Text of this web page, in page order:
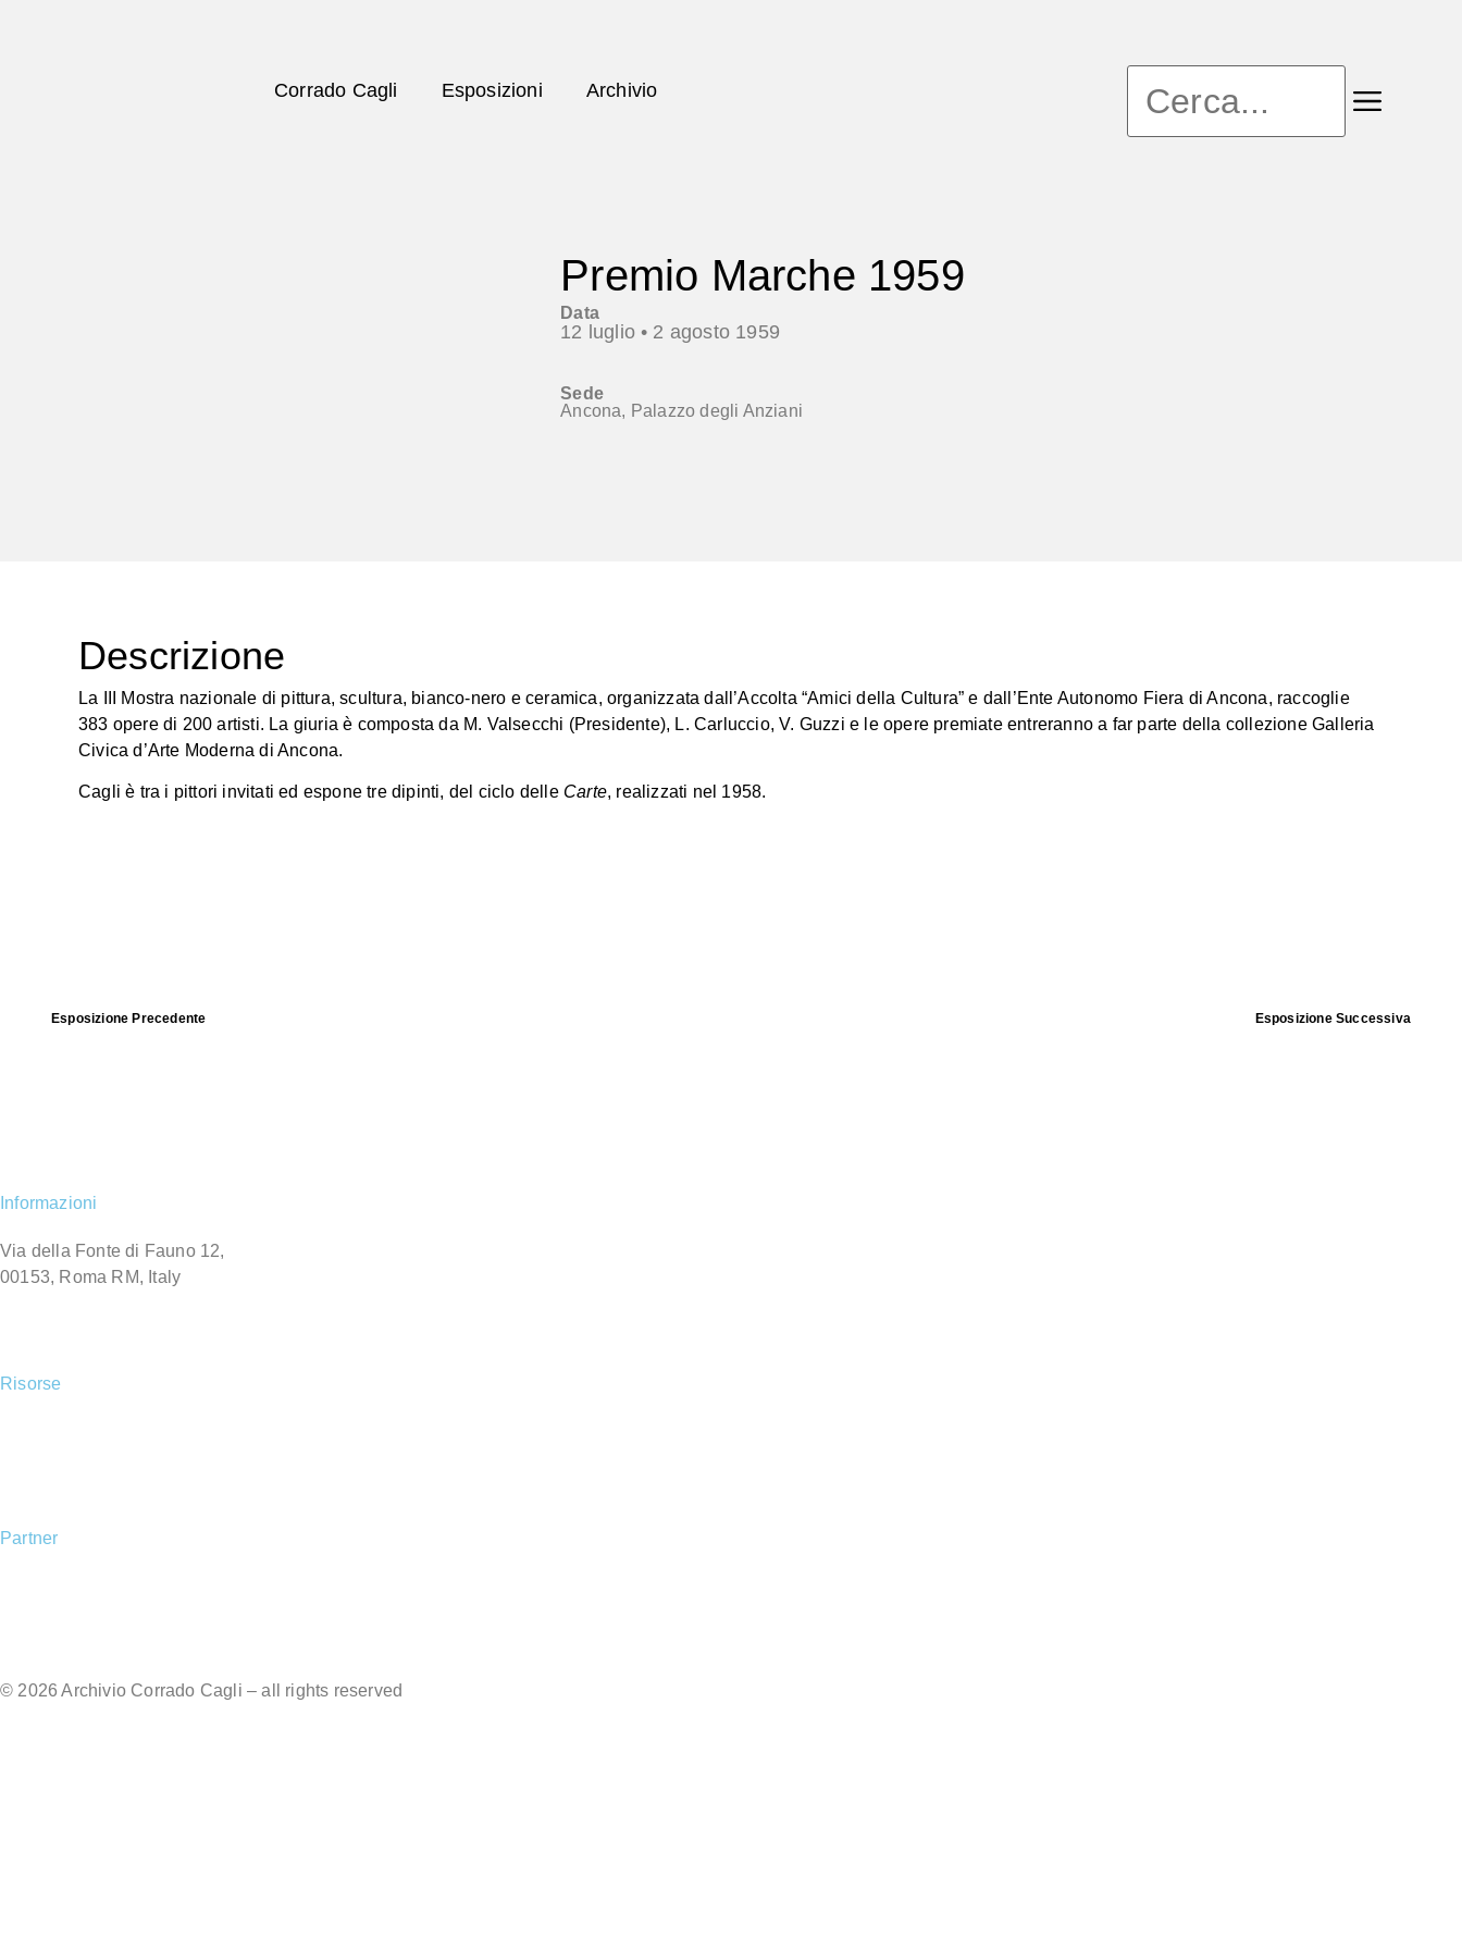
Corrado Cagli Esposizioni Archivio
Premio Marche 1959
Data
12 luglio • 2 agosto 1959
Sede
Ancona, Palazzo degli Anziani
Descrizione
La III Mostra nazionale di pittura, scultura, bianco-nero e ceramica, organizzata dall’Accolta “Amici della Cultura” e dall’Ente Autonomo Fiera di Ancona, raccoglie
383 opere di 200 artisti. La giuria è composta da M. Valsecchi (Presidente), L. Carluccio, V. Guzzi e le opere premiate entreranno a far parte della collezione Galleria
Civica d’Arte Moderna di Ancona.
Cagli è tra i pittori invitati ed espone tre dipinti, del ciclo delle Carte, realizzati nel 1958.
Esposizione Precedente Esposizione Successiva
Informazioni
Via della Fonte di Fauno 12,
00153, Roma RM, Italy
Risorse
Partner
© 2026 Archivio Corrado Cagli – all rights reserved